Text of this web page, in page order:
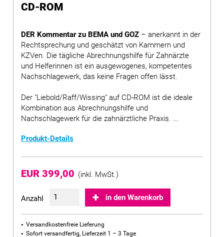
CD-ROM
DER Kommentar zu BEMA und GOZ – anerkannt in der
Rechtsprechung und geschätzt von Kammern und
KZVen. Die tägliche Abrechnungshilfe für Zahnärzte
und Helferinnen ist ein ausgewogenes, kompetentes
Nachschlagewerk, das keine Fragen offen lässt.
Der "Liebold/Raff/Wissing" auf CD-ROM ist die ideale
Kombination aus Abrechnungshilfe und
Nachschlagewerk für die zahnärztliche Praxis. ...
Produkt-Details
EUR 399,00 (inkl. MwSt.)
Anzahl in den Warenkorb
Versandkostenfreie Lieferung
Sofort versandfertig, Lieferzeit 1 – 3 Tage